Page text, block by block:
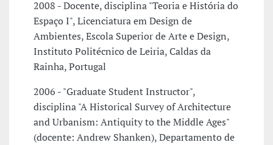
2008 - Docente, disciplina "Teoria e História do
Espaço I", Licenciatura em Design de
Ambientes, Escola Superior de Arte e Design,
Instituto Politécnico de Leiria, Caldas da
Rainha, Portugal
2006 - "Graduate Student Instructor",
disciplina "A Historical Survey of Architecture
and Urbanism: Antiquity to the Middle Ages"
(docente: Andrew Shanken), Departamento de